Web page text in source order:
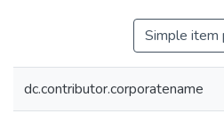
Simple item
dc.contributor.corporatename